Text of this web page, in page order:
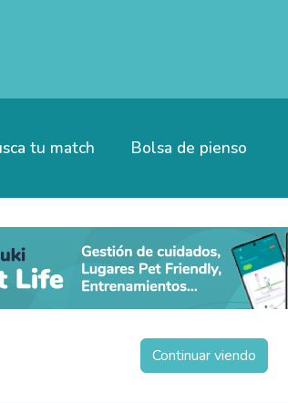
tu match Bolsa de pienso
Continuar viendo